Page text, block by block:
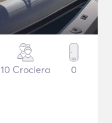
10 Crociera 0